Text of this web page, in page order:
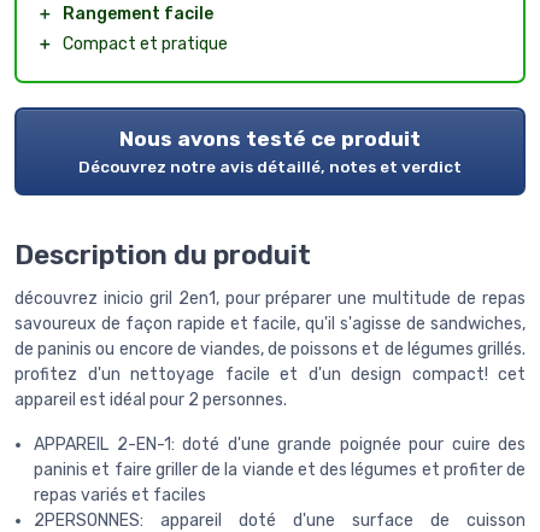
＋
Rangement facile
＋ Compact et pratique
Nous avons testé ce produit
Découvrez notre avis détaillé, notes et verdict
Description du produit
découvrez inicio gril 2en1, pour préparer une multitude de repas
savoureux de façon rapide et facile, qu'il s'agisse de sandwiches,
de paninis ou encore de viandes, de poissons et de légumes grillés.
profitez d'un nettoyage facile et d'un design compact! cet
appareil est idéal pour 2 personnes.
APPAREIL 2-EN-1: doté d'une grande poignée pour cuire des
paninis et faire griller de la viande et des légumes et profiter de
repas variés et faciles
2PERSONNES: appareil doté d'une surface de cuisson